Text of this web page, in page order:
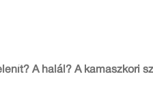
A halál? A kamaszkori